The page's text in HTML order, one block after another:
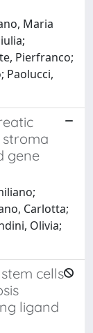
Maria
Pierfranco;
Paolucci,
gene
Carlotta;
Olivia;
cells
ligand